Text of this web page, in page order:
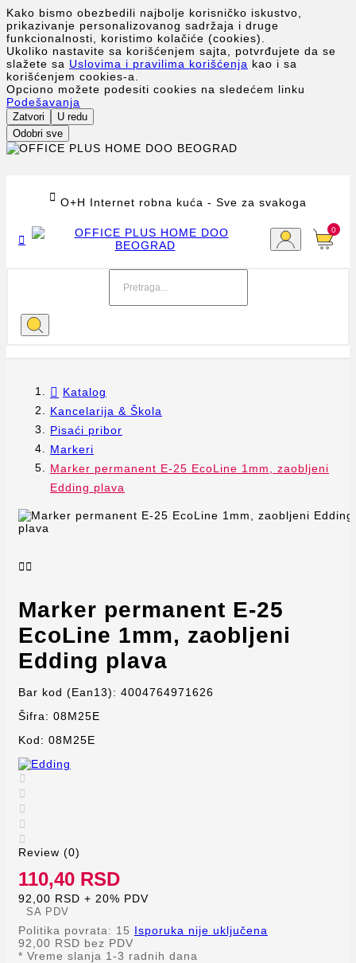
Kako bismo obezbedili najbolje korisničko iskustvo,
prikazivanje personalizovanog sadržaja i druge
funkcionalnosti, koristimo kolačiće (cookies).
Ukoliko nastavite sa korišćenjem sajta, potvrđujete da se
slažete sa Uslovima i pravilima korišćenja kao i sa
korišćenjem cookies-a.
Opciono možete podesiti cookies na sledećem linku
Podešavanja
Zatvori
U redu
Odobri sve
 O+H Internet robna kuća - Sve za svakoga

0
Katalog
Kancelarija & Škola
Pisaći pribor
Markeri
Marker permanent E-25 EcoLine 1mm, zaobljeni
Edding plava

Marker permanent E-25
EcoLine 1mm, zaobljeni
Edding plava
Bar kod (Ean13): 4004764971626
Šifra: 08M25E
Kod: 08M25E





Review (0)
110,40 RSD
92,00 RSD + 20% PDV
SA PDV
Politika povrata: 15 Isporuka nije uključena
92,00 RSD bez PDV
* Vreme slanja 1-3 radnih dana